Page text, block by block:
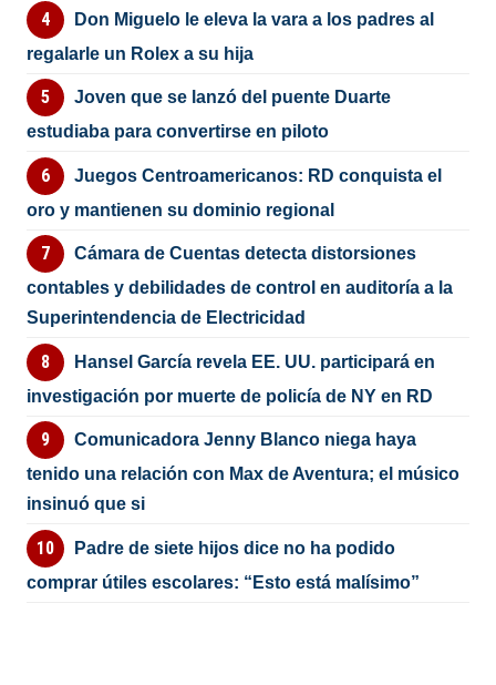
Don Miguelo le eleva la vara a los padres al
regalarle un Rolex a su hija
Joven que se lanzó del puente Duarte
estudiaba para convertirse en piloto
Juegos Centroamericanos: RD conquista el
oro y mantienen su dominio regional
Cámara de Cuentas detecta distorsiones
contables y debilidades de control en auditoría a la
Superintendencia de Electricidad
Hansel García revela EE. UU. participará en
investigación por muerte de policía de NY en RD
Comunicadora Jenny Blanco niega haya
tenido una relación con Max de Aventura; el músico
insinuó que si
Padre de siete hijos dice no ha podido
comprar útiles escolares: “Esto está malísimo”